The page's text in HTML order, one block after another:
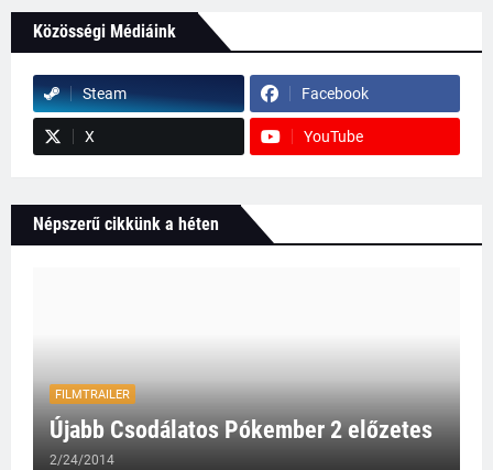
Közösségi Médiáink
Steam Facebook
X YouTube
Népszerű cikkünk a héten
FILMTRAILER
Újabb Csodálatos Pókember 2 előzetes
2/24/2014